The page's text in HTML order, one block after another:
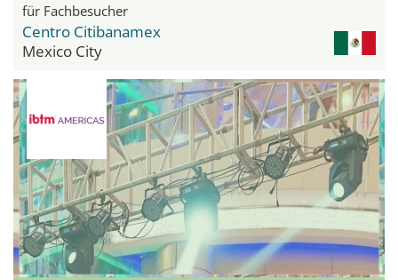
für Fachbesucher
Centro Citibanamex
Mexico City